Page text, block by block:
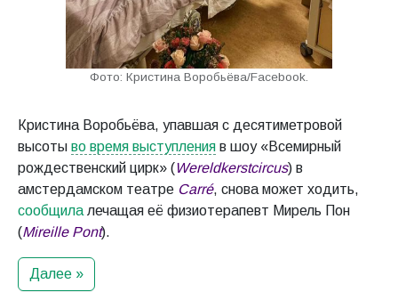
Фото: Кристина Воробьёва/Facebook.
Кристина Воробьёва, упавшая с десятиметровой
высоты во время выступления в шоу «Всемирный
рождественский цирк» (Wereldkerstcircus) в
амстердамском театре Carré, снова может ходить,
сообщила лечащая её физиотерапевт Мирель Пон
(Mireille Pont).
Далее »